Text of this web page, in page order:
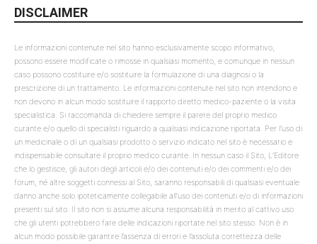
DISCLAIMER
Le informazioni contenute nel sito hanno esclusivamente scopo informativo,
possono essere modificate o rimosse in qualsiasi momento, e comunque in nessun
caso possono costituire e/o sostituire la formulazione di una diagnosi o la
prescrizione di un trattamento. Le informazioni contenute nel sito non intendono e
non devono in alcun modo sostituire il rapporto diretto medico-paziente o la visita
specialistica. Si raccomanda di chiedere sempre il parere del proprio medico
curante e/o quello di specialisti riguardo a qualsiasi indicazione riportata. Per l’uso di
un medicinale o di un qualsiasi prodotto o servizio indicato nel sito è necessario e
indispensabile consultare il proprio medico curante. In nessun caso il Sito, L’Editore
che lo gestisce, gli autori degli articoli e/o dei contenuti e/o dei commenti e/o dei
forum, né altre soggetti connessi al Sito, saranno responsabili di qualsiasi eventuale
danno anche solo ipoteticamente collegabile all’uso dei contenuti e/o di informazioni
presenti sul sito. Il sito non si assume alcuna responsabilità in merito al cattivo uso
che gli utenti potrebbero fare delle indicazioni riportate nel sito stesso. Non è in
alcun modo possibile garantire l’assenza di errori e l’assoluta correttezza delle